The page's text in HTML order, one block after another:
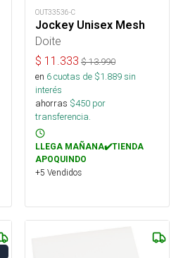
OUT33536-C
Jockey Unisex Mesh
Doite
$ 11.333 $13.990
en 6cuotas de $1.889sin
interés
ahorras $450 por
transferencia.
LLEGA MAÑANA✔️TIENDA
APOQUINDO
+5 Vendidos